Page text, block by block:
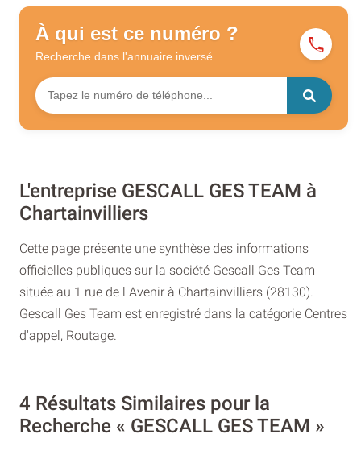
À qui est ce numéro ?
Recherche dans l'annuaire inversé
L'entreprise GESCALL GES TEAM à
Chartainvilliers
Cette page présente une synthèse des informations
officielles publiques sur la société Gescall Ges Team
située au 1 rue de l Avenir à Chartainvilliers (28130).
Gescall Ges Team est enregistré dans la catégorie Centres
d'appel, Routage.
4 Résultats Similaires pour la
Recherche « GESCALL GES TEAM »